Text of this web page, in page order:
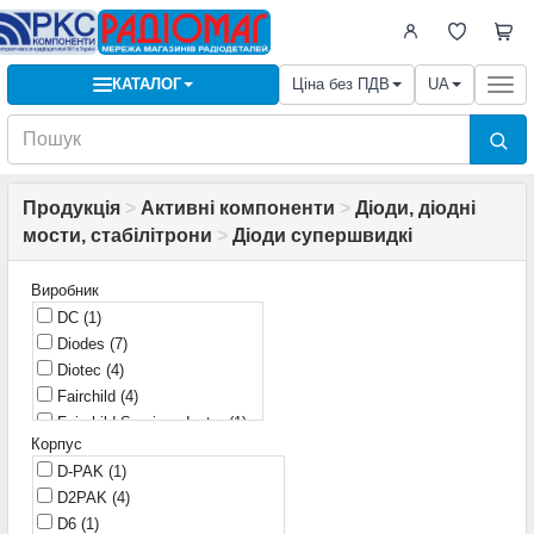
КАТАЛОГ Ціна без ПДВ UA
Продукція > Активні компоненти > Діоди, діодні
мости, стабілітрони > Діоди супершвидкі
Виробник
DC (1)
Diodes (7)
Diotec (4)
Fairchild (4)
Fairchild Semiconductor(1)
General Semiconductors
Hornby(2)
IR(16)
IXYS
Корпус
D-PAK (1)
D2PAK (4)
D6 (1)